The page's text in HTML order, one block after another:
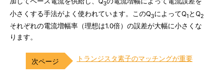
3
小さくする手法がよく使われています。このQ3によってQ1 とQ2
それぞれの電流増幅率（理想は1.0倍）の誤差が大幅に小さくな
ります。
トランジスタ素子のマッチングが重要